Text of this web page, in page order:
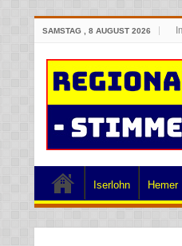
SAMSTAG , 8 AUGUST 2026
Iserlohn Hemer